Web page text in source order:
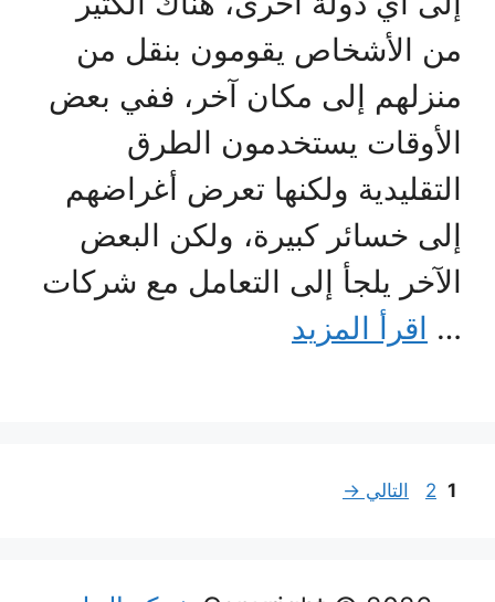
من الأشخاص يقومون بنقل من
منزلهم إلى مكان آخر، ففي بعض
الأوقات يستخدمون الطرق
التقليدية ولكنها تعرض أغراضهم
إلى خسائر كبيرة، ولكن البعض
الآخر يلجأ إلى التعامل مع شركات
… اقرأ المزيد
Page
1
Page
2 التالي →